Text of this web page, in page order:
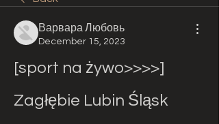
Варвара Любовь
December 15, 2023
[sport na żywo>>>>]
Zagłębie Lubin Śląsk